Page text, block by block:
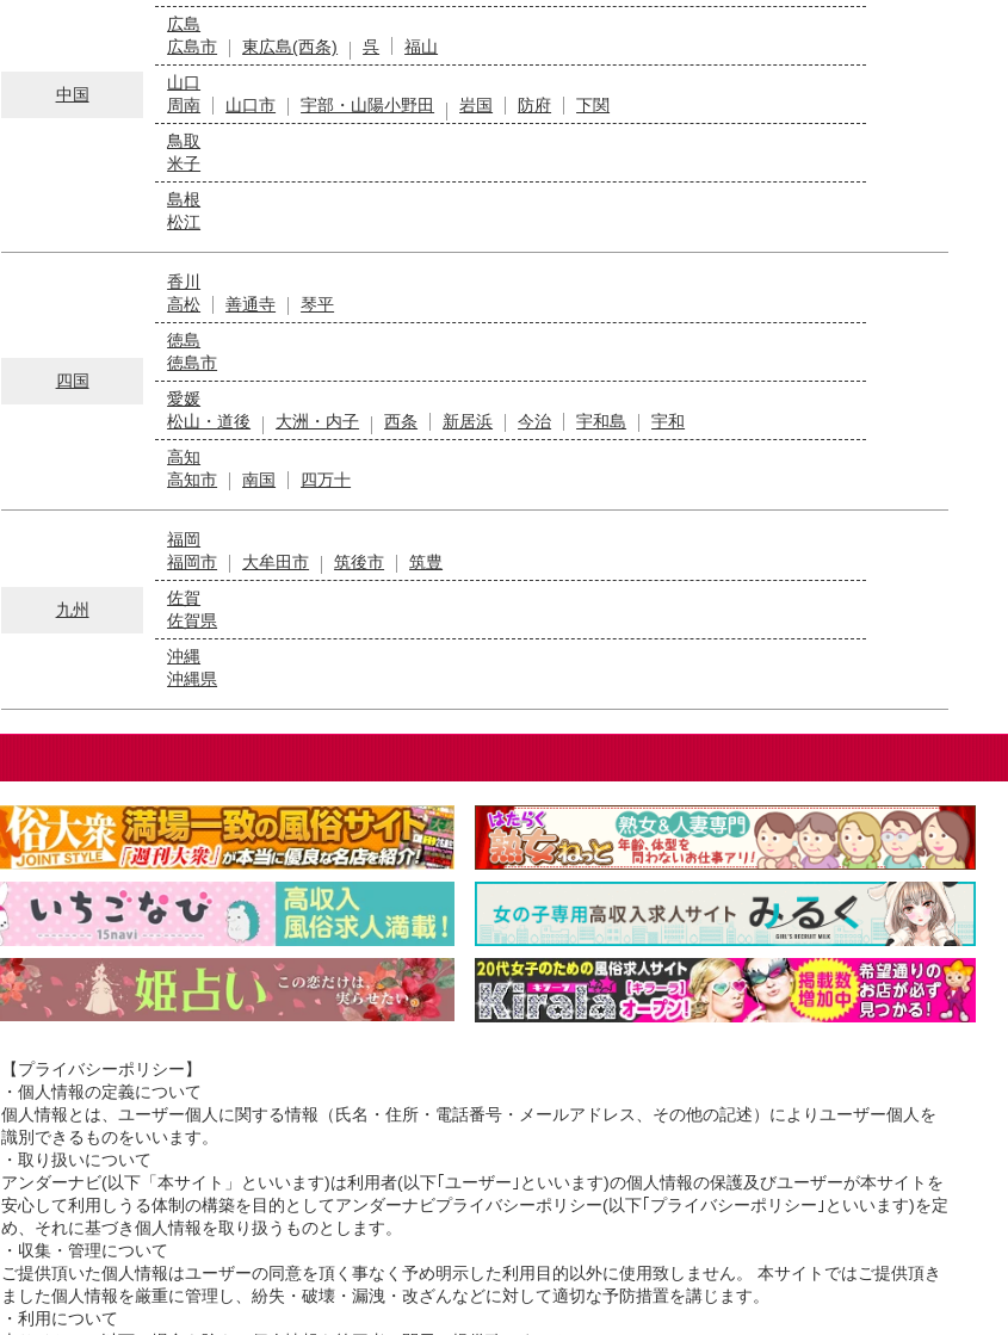
中国
広島
広島市
東広島(西条) 呉
福山
山口
周南
山口市 宇部・山陽小野田 岩国 防府
下関
鳥取
米子
島根
松江
四国
香川
高松
善通寺
琴平
徳島
徳島市
愛媛
松山・道後
大洲・内子 西条 新居浜 今治 宇和島
宇和
高知
高知市
南国 四万十
九州
福岡
福岡市
大牟田市 筑後市
筑豊
佐賀
佐賀県
沖縄
沖縄県
【プライバシーポリシー】
・個人情報の定義について
個人情報とは、ユーザー個人に関する情報（氏名・住所・電話番号・メールアドレス、その他の記述）によりユーザー個人を
識別できるものをいいます。
・取り扱いについて
アンダーナビ(以下「本サイト」といいます)は利用者(以下｢ユーザー｣といいます)の個人情報の保護及びユーザーが本サイトを
安心して利用しうる体制の構築を目的としてアンダーナビプライバシーポリシー(以下｢プライバシーポリシー｣といいます)を定
め、それに基づき個人情報を取り扱うものとします。
・収集・管理について
ご提供頂いた個人情報はユーザーの同意を頂く事なく予め明示した利用目的以外に使用致しません。 本サイトではご提供頂き
ました個人情報を厳重に管理し、紛失・破壊・漏洩・改ざんなどに対して適切な予防措置を講じます。
・利用について